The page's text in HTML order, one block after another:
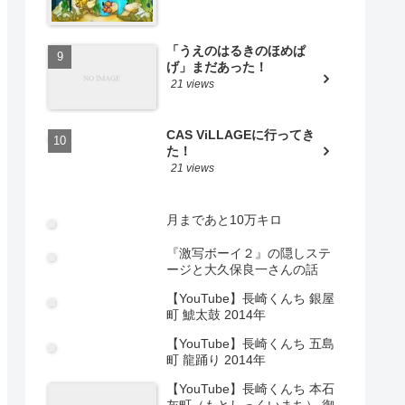
「うえのはるきのほめぱ
げ」まだあった！
21 views
CAS ViLLAGEに行ってき
た！
21 views
月まであと10万キロ
『激写ボーイ２』の隠しステ
ージと大久保良一さんの話
【YouTube】長崎くんち 銀屋
町 鯱太鼓 2014年
【YouTube】長崎くんち 五島
町 龍踊り 2014年
【YouTube】長崎くんち 本石